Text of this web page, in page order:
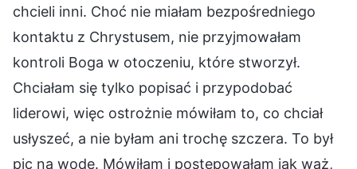
chcieli inni. Choć nie miałam bezpośredniego
kontaktu z Chrystusem, nie przyjmowałam
kontroli Boga w otoczeniu, które stworzył.
Chciałam się tylko popisać i przypodobać
liderowi, więc ostrożnie mówiłam to, co chciał
usłyszeć, a nie byłam ani trochę szczera. To był
pic na wodę. Mówiłam i postępowałam jak wąż,